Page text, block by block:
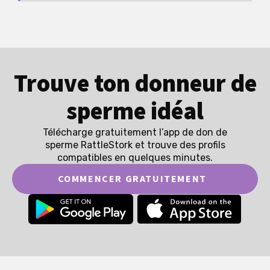
Trouve ton donneur de
sperme idéal
Télécharge gratuitement l’app de don de
sperme RattleStork et trouve des profils
compatibles en quelques minutes.
COMMENCER GRATUITEMENT